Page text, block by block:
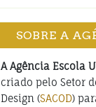
SOBRE A
A Agência Escola
criado pelo Setor
Design (SACOD)